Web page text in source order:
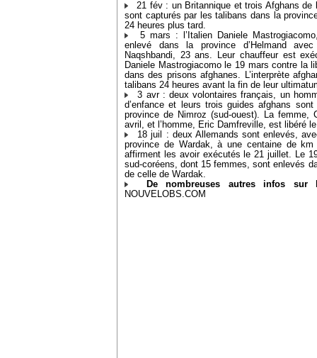
21 fév : un Britannique et trois Afghans de
sont capturés par les talibans dans la
24 heures plus tard.
5 mars : l’Italien Daniele
enlevé dans la province d’Helmand
Naqshbandi, 23 ans. Leur chauffeur est
Daniele Mastrogiacomo le 19 mars contre la
dans des prisons afghanes. L’interprète
talibans 24 heures avant la fin de leur
3 avr : deux volontaires français, un
d’enfance et leurs trois guides afghans
province de Nimroz (sud-ouest). La femme,
avril, et l’homme, Eric Damfreville, est libéré
18 juil : deux Allemands sont enlevés,
province de Wardak, à une centaine de
affirment les avoir exécutés le 21 juillet. Le
sud-coréens, dont 15 femmes, sont enlevés
de celle de Wardak.
De nombreuses autres infos sur
NOUVELOBS.COM